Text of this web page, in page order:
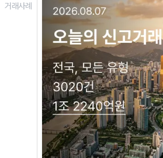
거래사례